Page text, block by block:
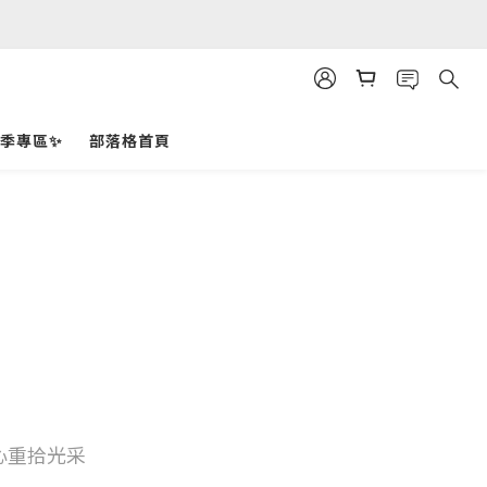
專區✨ 部落格首頁
重拾光采